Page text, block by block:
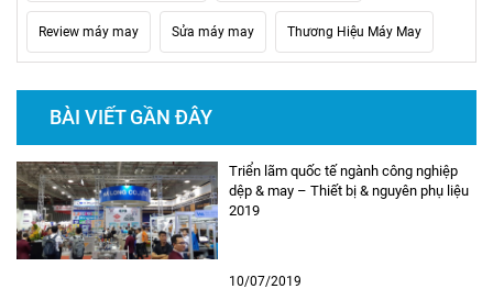
Review máy may Sửa máy may Thương Hiệu Máy May
BÀI VIẾT GẦN ĐÂY
Triển lãm quốc tế ngành công nghiệp
dệp & may – Thiết bị & nguyên phụ liệu
2019
10/07/2019